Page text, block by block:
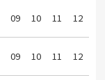
09 10 11 12
09 10 11 12